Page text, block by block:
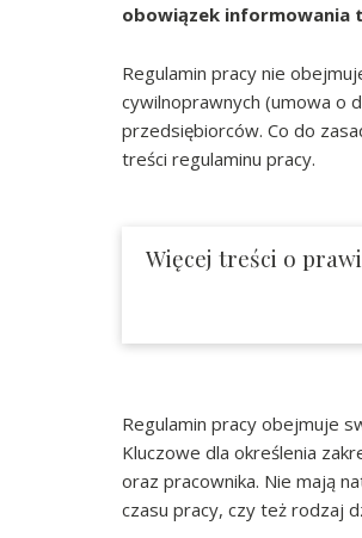
obowiązek informowania
Regulamin pracy nie
cywilnoprawnych (umowa o
przedsiębiorców. Co do
treści regulaminu pracy.
Więcej treści o
Regulamin pracy obejmuje
Kluczowe dla określenia
oraz pracownika. Nie mają
czasu pracy, czy też rodzaj